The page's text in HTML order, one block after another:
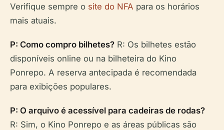
Verifique sempre o site do NFA para os horários
mais atuais.
P: Como compro bilhetes? R: Os bilhetes estão
disponíveis online ou na bilheteira do Kino
Ponrepo. A reserva antecipada é recomendada
para exibições populares.
P: O arquivo é acessível para cadeiras de rodas?
R: Sim, o Kino Ponrepo e as áreas públicas são